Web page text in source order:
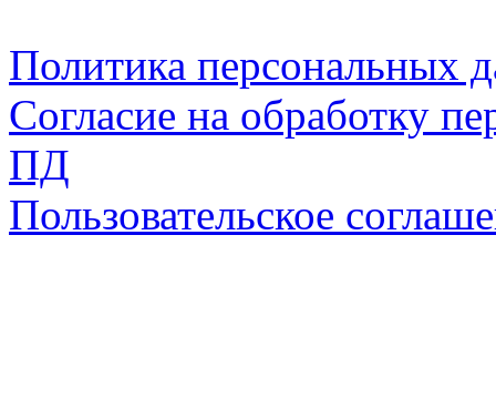
Политика персональных
Согласие на обработку
ПД
Пользовательское